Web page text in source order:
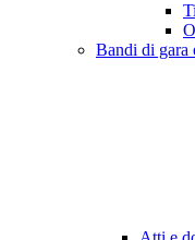
Bandi di gara